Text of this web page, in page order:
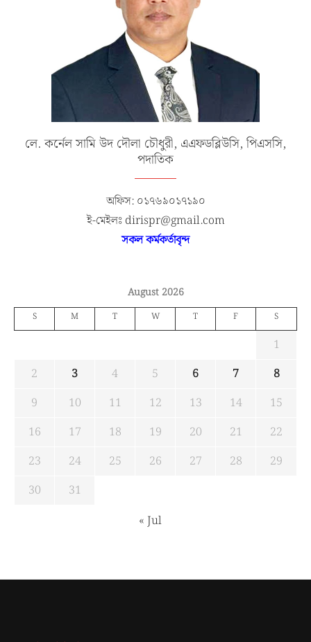
লে. কর্নেল সামি উদ দৌলা চৌধুরী, এএফডব্লিউসি, পিএসসি,
পদাতিক
অফিস: ০১৭৬৯০১৭১৯০
ই-মেইলঃ dirispr@gmail.com
সকল কর্মকর্তাবৃন্দ
August 2026
S M T W T F S
1
2
3 4 5 6 7
8
9
10 11 12 13 14
15
16
17 18 19 20 21
22
23
24 25 26 27 28
29
30
31
« Jul